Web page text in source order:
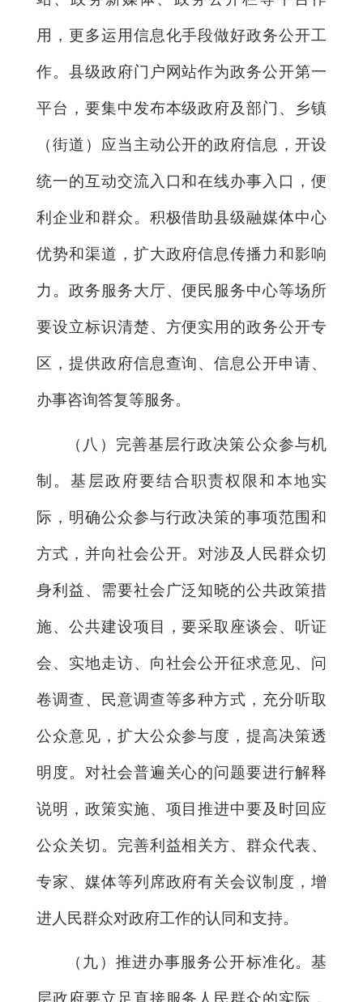
用，更多运用信息化手段做好政务公开工
作。县级政府门户网站作为政务公开第一
平台，要集中发布本级政府及部门、乡镇
（街道）应当主动公开的政府信息，开设
统一的互动交流入口和在线办事入口，便
利企业和群众。积极借助县级融媒体中心
优势和渠道，扩大政府信息传播力和影响
力。政务服务大厅、便民服务中心等场所
要设立标识清楚、方便实用的政务公开专
区，提供政府信息查询、信息公开申请、
办事咨询答复等服务。
（八）完善基层行政决策公众参与机
制。基层政府要结合职责权限和本地实
际，明确公众参与行政决策的事项范围和
方式，并向社会公开。对涉及人民群众切
身利益、需要社会广泛知晓的公共政策措
施、公共建设项目，要采取座谈会、听证
会、实地走访、向社会公开征求意见、问
卷调查、民意调查等多种方式，充分听取
公众意见，扩大公众参与度，提高决策透
明度。对社会普遍关心的问题要进行解释
说明，政策实施、项目推进中要及时回应
公众关切。完善利益相关方、群众代表、
专家、媒体等列席政府有关会议制度，增
进人民群众对政府工作的认同和支持。
（九）推进办事服务公开标准化。基
层政府要立足直接服务人民群众的实际，